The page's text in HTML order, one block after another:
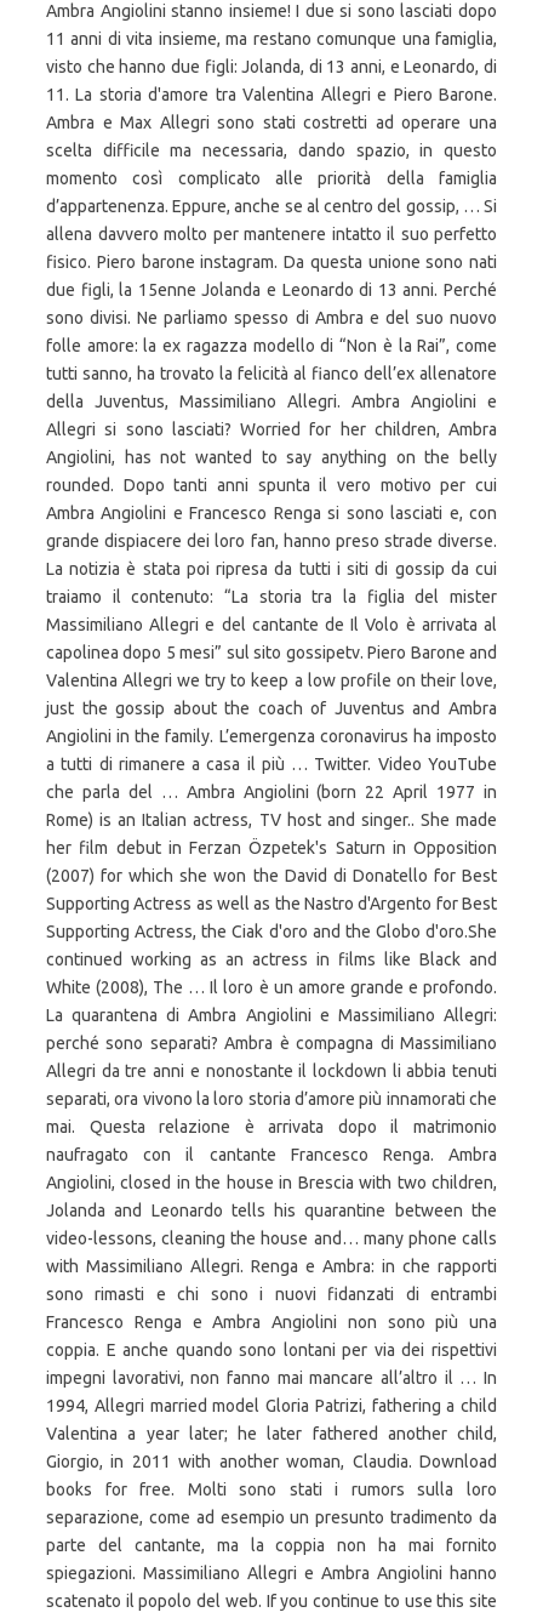
Ambra Angiolini stanno insieme! I due si sono lasciati dopo
11 anni di vita insieme, ma restano comunque una famiglia,
visto che hanno due figli: Jolanda, di 13 anni, e Leonardo, di
11. La storia d'amore tra Valentina Allegri e Piero Barone.
Ambra e Max Allegri sono stati costretti ad operare una
scelta difficile ma necessaria, dando spazio, in questo
momento così complicato alle priorità della famiglia
d’appartenenza. Eppure, anche se al centro del gossip, … Si
allena davvero molto per mantenere intatto il suo perfetto
fisico. Piero barone instagram. Da questa unione sono nati
due figli, la 15enne Jolanda e Leonardo di 13 anni. Perché
sono divisi. Ne parliamo spesso di Ambra e del suo nuovo
folle amore: la ex ragazza modello di “Non è la Rai”, come
tutti sanno, ha trovato la felicità al fianco dell’ex allenatore
della Juventus, Massimiliano Allegri. Ambra Angiolini e
Allegri si sono lasciati? Worried for her children, Ambra
Angiolini, has not wanted to say anything on the belly
rounded. Dopo tanti anni spunta il vero motivo per cui
Ambra Angiolini e Francesco Renga si sono lasciati e, con
grande dispiacere dei loro fan, hanno preso strade diverse.
La notizia è stata poi ripresa da tutti i siti di gossip da cui
traiamo il contenuto: “La storia tra la figlia del mister
Massimiliano Allegri e del cantante de Il Volo è arrivata al
capolinea dopo 5 mesi” sul sito gossipetv. Piero Barone and
Valentina Allegri we try to keep a low profile on their love,
just the gossip about the coach of Juventus and Ambra
Angiolini in the family. L’emergenza coronavirus ha imposto
a tutti di rimanere a casa il più … Twitter. Video YouTube
che parla del … Ambra Angiolini (born 22 April 1977 in
Rome) is an Italian actress, TV host and singer.. She made
her film debut in Ferzan Özpetek's Saturn in Opposition
(2007) for which she won the David di Donatello for Best
Supporting Actress as well as the Nastro d'Argento for Best
Supporting Actress, the Ciak d'oro and the Globo d'oro.She
continued working as an actress in films like Black and
White (2008), The … Il loro è un amore grande e profondo.
La quarantena di Ambra Angiolini e Massimiliano Allegri:
perché sono separati? Ambra è compagna di Massimiliano
Allegri da tre anni e nonostante il lockdown li abbia tenuti
separati, ora vivono la loro storia d’amore più innamorati che
mai. Questa relazione è arrivata dopo il matrimonio
naufragato con il cantante Francesco Renga. Ambra
Angiolini, closed in the house in Brescia with two children,
Jolanda and Leonardo tells his quarantine between the
video-lessons, cleaning the house and… many phone calls
with Massimiliano Allegri. Renga e Ambra: in che rapporti
sono rimasti e chi sono i nuovi fidanzati di entrambi
Francesco Renga e Ambra Angiolini non sono più una
coppia. E anche quando sono lontani per via dei rispettivi
impegni lavorativi, non fanno mai mancare all’altro il … In
1994, Allegri married model Gloria Patrizi, fathering a child
Valentina a year later; he later fathered another child,
Giorgio, in 2011 with another woman, Claudia. Download
books for free. Molti sono stati i rumors sulla loro
separazione, come ad esempio un presunto tradimento da
parte del cantante, ma la coppia non ha mai fornito
spiegazioni. Massimiliano Allegri e Ambra Angiolini hanno
scatenato il popolo del web. If you continue to use this site